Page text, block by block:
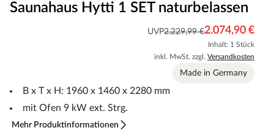
Saunahaus Hytti 1 SET naturbelassen
UVP2.229,99 €2.074,90 €
Inhalt: 1 Stück
inkl. MwSt. zzgl. Versandkosten
Made in Germany
B x T x H: 1960 x 1460 x 2280 mm
mit Ofen 9 kW ext. Strg.
Mehr Produktinformationen